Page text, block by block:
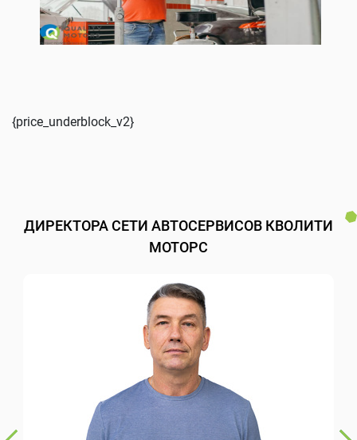
{price_underblock_v2}
ДИРЕКТОРА СЕТИ АВТОСЕРВИСОВ КВОЛИТИ
МОТОРС